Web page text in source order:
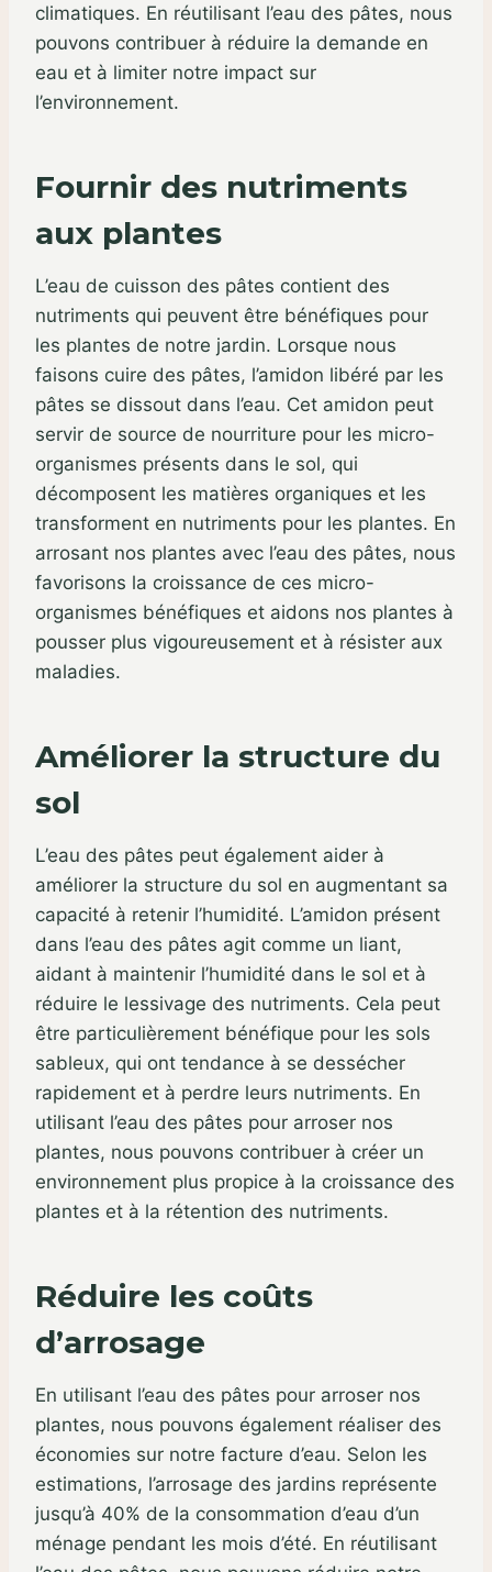
climatiques. En réutilisant l’eau des pâtes, nous
pouvons contribuer à réduire la demande en
eau et à limiter notre impact sur
l’environnement.
Fournir des nutriments
aux plantes
L’eau de cuisson des pâtes contient des
nutriments qui peuvent être bénéfiques pour
les plantes de notre jardin. Lorsque nous
faisons cuire des pâtes, l’amidon libéré par les
pâtes se dissout dans l’eau. Cet amidon peut
servir de source de nourriture pour les micro-
organismes présents dans le sol, qui
décomposent les matières organiques et les
transforment en nutriments pour les plantes. En
arrosant nos plantes avec l’eau des pâtes, nous
favorisons la croissance de ces micro-
organismes bénéfiques et aidons nos plantes à
pousser plus vigoureusement et à résister aux
maladies.
Améliorer la structure du
sol
L’eau des pâtes peut également aider à
améliorer la structure du sol en augmentant sa
capacité à retenir l’humidité. L’amidon présent
dans l’eau des pâtes agit comme un liant,
aidant à maintenir l’humidité dans le sol et à
réduire le lessivage des nutriments. Cela peut
être particulièrement bénéfique pour les sols
sableux, qui ont tendance à se dessécher
rapidement et à perdre leurs nutriments. En
utilisant l’eau des pâtes pour arroser nos
plantes, nous pouvons contribuer à créer un
environnement plus propice à la croissance des
plantes et à la rétention des nutriments.
Réduire les coûts
d’arrosage
En utilisant l’eau des pâtes pour arroser nos
plantes, nous pouvons également réaliser des
économies sur notre facture d’eau. Selon les
estimations, l’arrosage des jardins représente
jusqu’à 40% de la consommation d’eau d’un
ménage pendant les mois d’été. En réutilisant